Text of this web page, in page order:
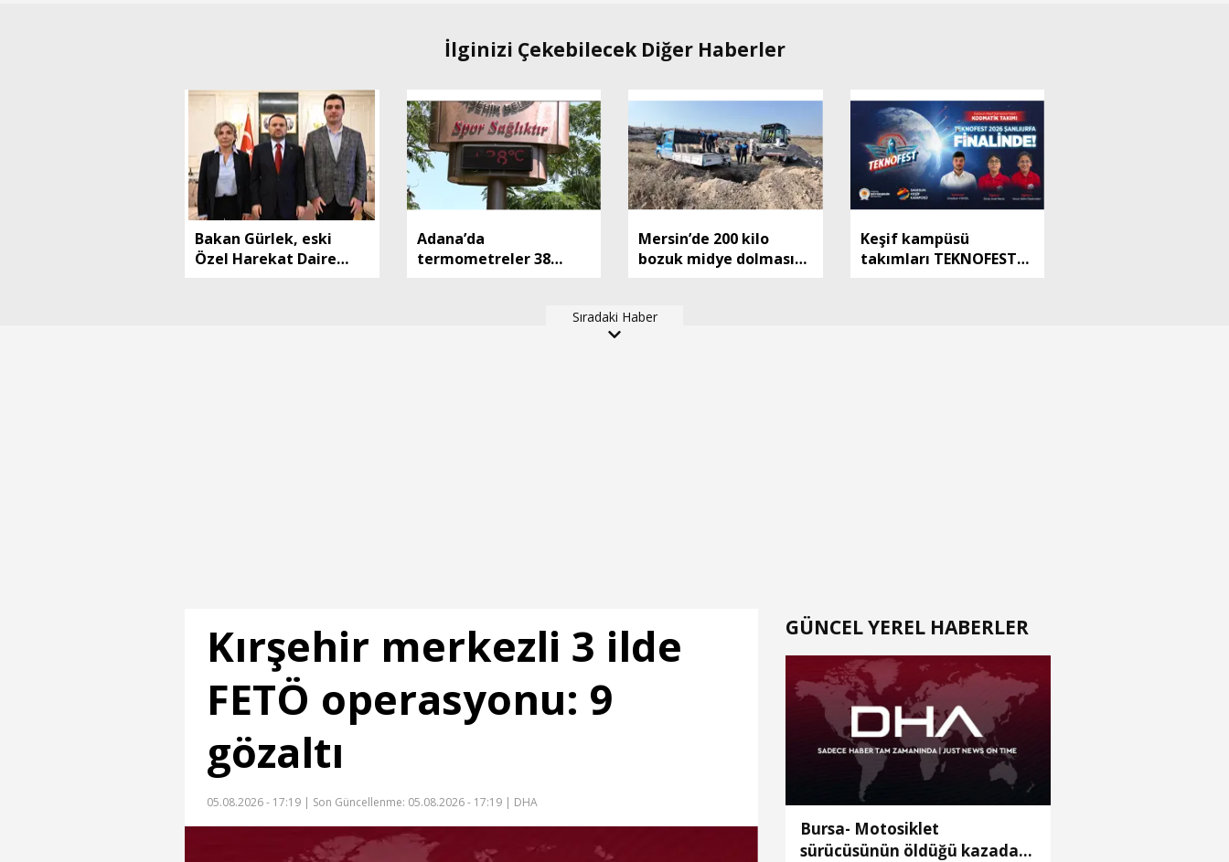
İlginizi Çekebilecek Diğer Haberler
Bakan Gürlek, eski
Özel Harekat Daire
Adana’da
termometreler 38
Mersin’de 200 kilo
bozuk midye dolması
Keşif kampüsü
takımları TEKNOFEST
Sıradaki Haber
Kırşehir merkezli 3 ilde
FETÖ operasyonu: 9
gözaltı
05.08.2026 - 17:19 | Son Güncellenme: 05.08.2026 - 17:19 | DHA
GÜNCEL YEREL HABERLER
Bursa- Motosiklet
sürücüsünün öldüğü kazada